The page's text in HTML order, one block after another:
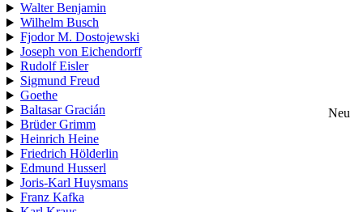
Walter Benjamin
Wilhelm Busch
Fjodor M. Dostojewski
Joseph von Eichendorff
Rudolf Eisler
Sigmund Freud
Goethe
Baltasar Gracián
Neu
Brüder Grimm
Heinrich Heine
Friedrich Hölderlin
Edmund Husserl
Joris-Karl Huysmans
Franz Kafka